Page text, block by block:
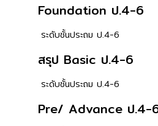
Foundation ป.4-6
ระดับชั้นประถม ป.4-6
สรุป Basic ป.4-6
ระดับชั้นประถม ป.4-6
Pre/ Advance ป.4-